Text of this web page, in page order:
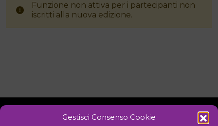
Gestisci Consenso Cookie
Funzione non attiva per i partecipanti non
iscritti alla nuova edizione.